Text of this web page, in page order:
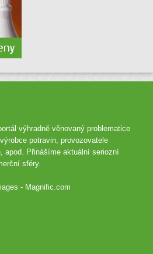
výhradně věnovaný problematice
potravin, provozovatele
apod. Přinášíme aktuální seriozní
sféry.
- Magnific.com